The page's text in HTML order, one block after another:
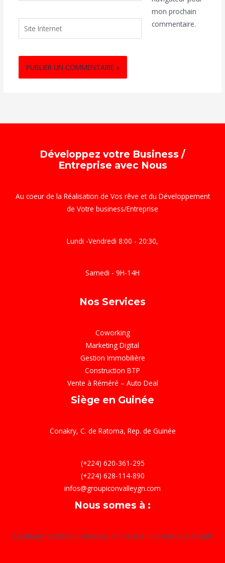
Internet
mon prochain
commentaire.
Développez votre Business /
Entreprise avec Nous
Au coeur de la Réalisation de Vos rêve et du Développement
de Votre business/Entreprise
Lundi -Vendredi 8:00 - 20:30,
Samedi - 9H-14H
Nos Services
Coworking
Marketing Digital
Gestion Immobilière
Construction BTP
Vente à Réméré – Auto Deal
Siège en Guinée
Conakry, C. de Ratoma, Rep. de Guinée
(+224) 620-361-295
(+224) 628-114-890
infos@groupiconvalleygn.com
Nous somes à :
Lambanyi Centre Commercial, Immeuble Pharmacie Le Grand